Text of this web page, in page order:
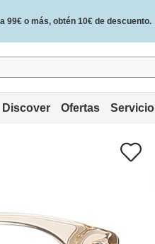
99€ o más, obtén 10€ de descuento.
garantía de devolución del dinero.
Discover Ofertas Servicio